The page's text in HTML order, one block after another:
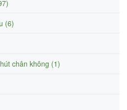
(6)
chân không (1)